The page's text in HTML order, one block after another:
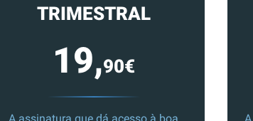
TRIMESTRAL
19,90€
A assinatura que dá acesso à boa